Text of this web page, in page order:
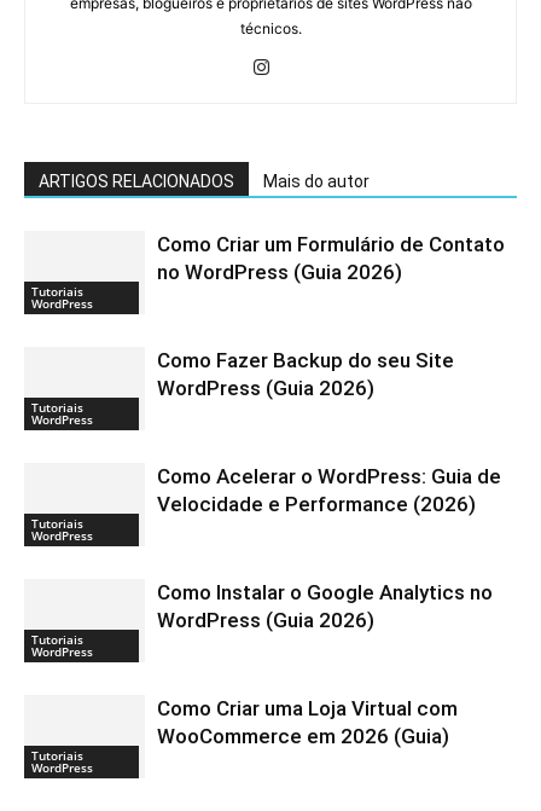
técnicos.
ARTIGOS RELACIONADOS Mais do autor
Tutoriais
WordPress
Como Criar um Formulário de Contato
no WordPress (Guia 2026)
Tutoriais
WordPress
Como Fazer Backup do seu Site
WordPress (Guia 2026)
Tutoriais
WordPress
Como Acelerar o WordPress: Guia de
Velocidade e Performance (2026)
Tutoriais
WordPress
Como Instalar o Google Analytics no
WordPress (Guia 2026)
Tutoriais
WordPress
Como Criar uma Loja Virtual com
WooCommerce em 2026 (Guia)